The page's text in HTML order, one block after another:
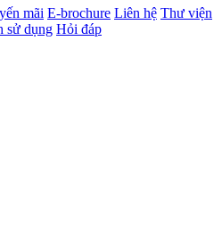
mãi E-brochure Liên hệ Thư viện
sử dụng Hỏi đáp